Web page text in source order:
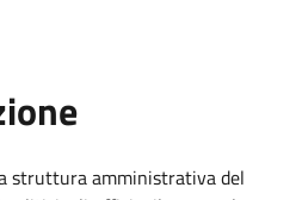
struttura amministrativa del